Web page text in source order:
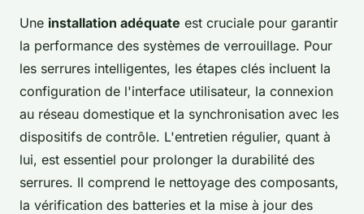
Une installation adéquate est cruciale pour garantir
la performance des systèmes de verrouillage. Pour
les serrures intelligentes, les étapes clés incluent la
configuration de l'interface utilisateur, la connexion
au réseau domestique et la synchronisation avec les
dispositifs de contrôle. L'entretien régulier, quant à
lui, est essentiel pour prolonger la durabilité des
serrures. Il comprend le nettoyage des composants,
la vérification des batteries et la mise à jour des